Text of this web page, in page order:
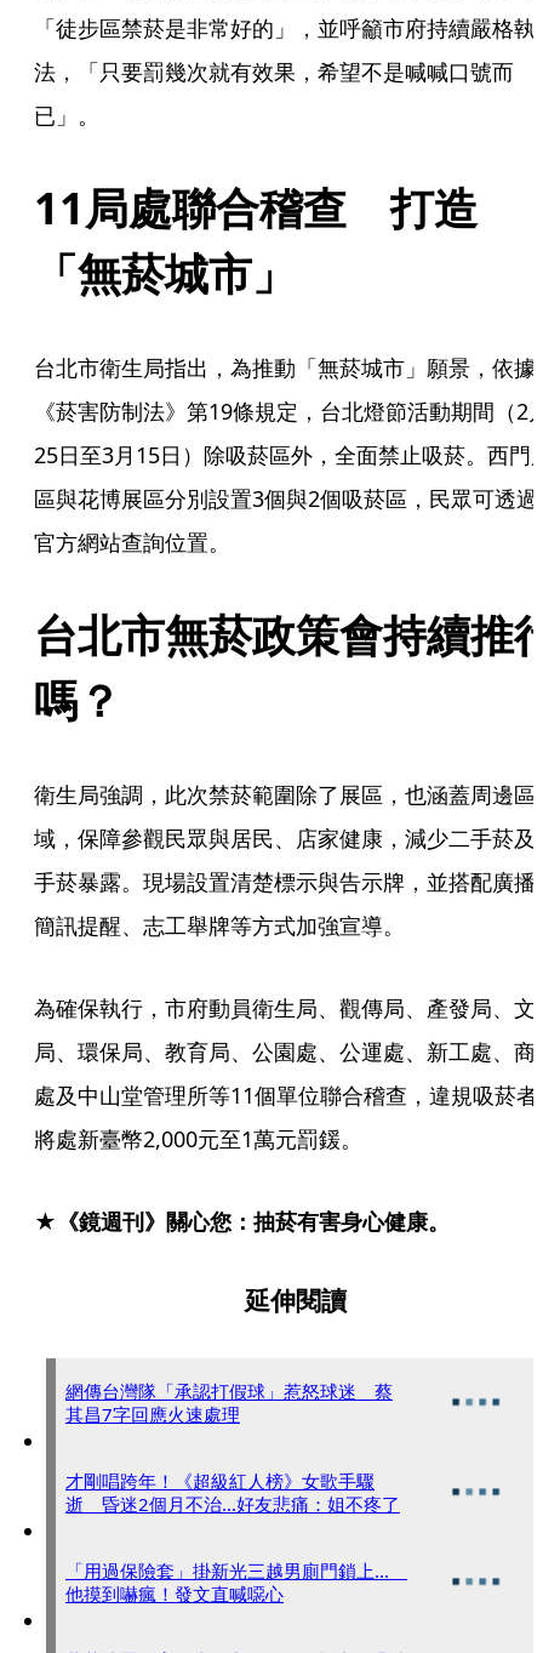
「徒步區禁菸是非常好的」，並呼籲市府持續嚴格執
法，「只要罰幾次就有效果，希望不是喊喊口號而
已」。
11局處聯合稽查　打造
「無菸城市」
台北市衛生局指出，為推動「無菸城市」願景，依據
《菸害防制法》第19條規定，台北燈節活動期間（2
25日至3月15日）除吸菸區外，全面禁止吸菸。西門
區與花博展區分別設置3個與2個吸菸區，民眾可透過
官方網站查詢位置。
台北市無菸政策會持續推
嗎？
衛生局強調，此次禁菸範圍除了展區，也涵蓋周邊區
域，保障參觀民眾與居民、店家健康，減少二手菸及
手菸暴露。現場設置清楚標示與告示牌，並搭配廣播
簡訊提醒、志工舉牌等方式加強宣導。
為確保執行，市府動員衛生局、觀傳局、產發局、文
局、環保局、教育局、公園處、公運處、新工處、商
處及中山堂管理所等11個單位聯合稽查，違規吸菸者
將處新臺幣2,000元至1萬元罰鍰。
★《鏡週刊》關心您：抽菸有害身心健康。
延伸閱讀
網傳台灣隊「承認打假球」惹怒球迷 蔡
其昌7字回應火速處理
才剛唱跨年！《超級紅人榜》女歌手驟
逝 昏迷2個月不治...好友悲痛：姐不疼了
「用過保險套」掛新光三越男廁門鎖上...
他摸到嚇瘋！發文直喊噁心